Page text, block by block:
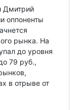
Дмитрий
оппоненты
рынка. На
до уровня
79 руб.,
в отрыве от